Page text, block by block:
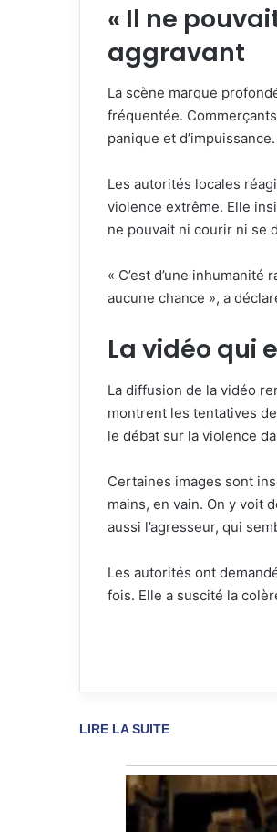
« Il ne
aggravant
La scène marque
fréquentée.
panique et d’impuissance.
Les autorités locales
violence extrême. Elle
ne pouvait ni courir ni se
« C’est d’une
aucune chance », a
La vidéo qui
La diffusion de la vidéo
montrent les tentatives
le débat sur la violence
Certaines images sont
mains, en vain. On y voit
aussi l’agresseur, qui
Les autorités ont
fois. Elle a suscité la
LIRE LA SUITE